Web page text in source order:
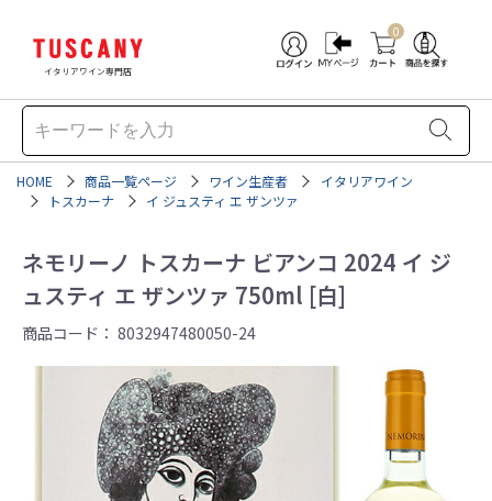
イタリアワイン専門店
0
HOME 商品一覧ページ ワイン生産者
イタリアワイン
トスカーナ
イ ジュスティ エ ザンツァ
ネモリーノ トスカーナ ビアンコ 2024 イ ジ
ュスティ エ ザンツァ 750ml [白]
商品コード： 8032947480050-24